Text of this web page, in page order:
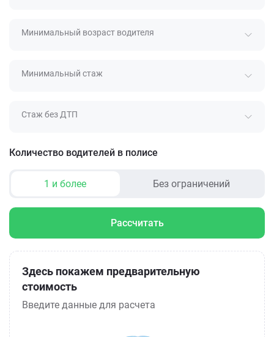
Минимальный возраст водителя
Минимальный стаж
Стаж без ДТП
Количество водителей в полисе
1 и более Без ограничений
Рассчитать
Здесь покажем предварительную
стоимость
Введите данные для расчета